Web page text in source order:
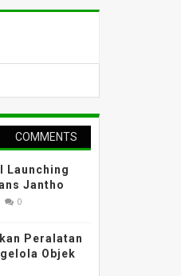
COMMENTS
Launching
Jantho
0
Peralatan
Objek